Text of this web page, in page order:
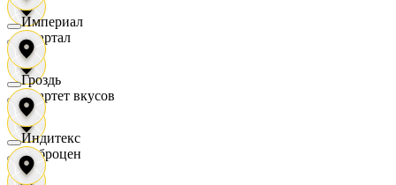
Квартал
Квартет вкусов
Доброцен
Империал
Гроздь
Индитекс